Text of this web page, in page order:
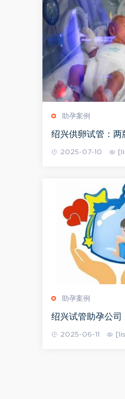
助孕案例
绍兴供卵试管：两
2025-07-10
助孕案例
绍兴试管助孕公司
男孩怎么样,试管
2025-06-11